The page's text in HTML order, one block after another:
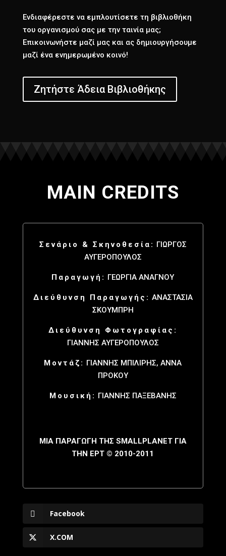
Ενδιαφέρεστε να εμπλουτίσετε τη βιβλιοθήκη
του οργανισμού σας με την ταινία μας;
Επικοινωνήστε μαζί μας και ας δημιουργήσουμε
μαζί ένα ενημερωμένο κοινό!
Ζητήστε Άδεια Βιβλιοθήκης
MAIN CREDITS
Σενάριο & Σκηνοθεσία: ΓΙΩΡΓΟΣ
ΑΥΓΕΡΟΠΟΥΛΟΣ
Παραγωγή: ΓΕΩΡΓΙΑ ΑΝΑΓΝΟΥ
Διεύθυνση Παραγωγής: ΑΝΑΣΤΑΣΙΑ
ΣΚΟΥΜΠΡΗ
Διεύθυνση Φωτογραφίας:
ΓΙΑΝΝΗΣ ΑΥΓΕΡΟΠΟΥΛΟΣ
Μοντάζ: ΓΙΑΝΝΗΣ ΜΠΙΛΙΡΗΣ, ΑΝΝΑ
ΠΡΟΚΟΥ
Μουσική: ΓΙΑΝΝΗΣ ΠΑΞΕΒΑΝΗΣ
ΜΙΑ ΠΑΡΑΓΩΓΗ ΤΗΣ SMALLPLANET ΓΙΑ
ΤΗΝ ΕΡΤ © 2010-2011
Facebook
X.COM